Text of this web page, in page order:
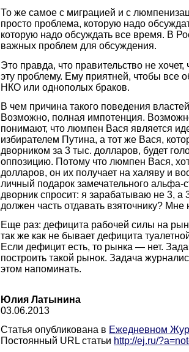
То же самое с миграцией и с
просто проблема, которую надо
которую надо обсуждать все время. В
важных проблем для обсуждения.
Это правда, что правительство не
эту проблему. Ему приятней, чтобы все
НКО или однополых браков.
В чем причина такого поведения
Возможно, полная импотенция.
понимают, что люмпен Вася является
избирателем Путина, а тот же Вася,
дворником за 3 тыс. долларов, будет
оппозицию. Потому что люмпен Вася,
долларов, он их получает на халяву и
личный подарок замечательного альфа-
дворник спросит: я зарабатываю не 3, а
должен часть отдавать взяточнику? Мне
Еще раз: дефицита рабочей силы на
так же как не бывает дефицита
Если дефицит есть, то рынка — нет.
построить такой рынок. Задача
этом напоминать.
Юлия Латынина
03.06.2013
Статья опубликована в Ежедневном
Постоянный URL статьи http://ej.ru/